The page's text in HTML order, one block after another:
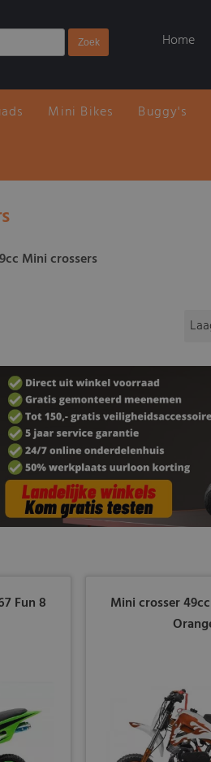
Home
Mini Bikes Buggy's
Mini crossers
Fun 8
Mini crosser